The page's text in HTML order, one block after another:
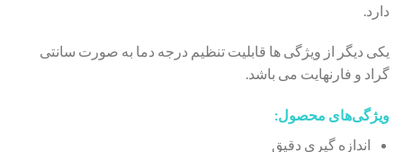
دارد.
یکی دیگر از ویژگی ها قابلیت تنظیم درجه دما به صورت سانتی
گراد و فارنهایت می باشد.
ویژگی‌های محصول:
اندازه گیری دقیق